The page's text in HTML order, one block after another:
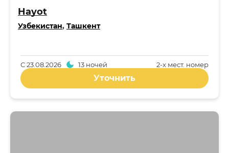
Hayot
Узбекистан, Ташкент
2-x мест. номер
С23.08.2026 13 ночей
Уточнить